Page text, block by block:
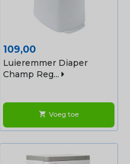
Prijs
109,00
Luieremmer Diaper
Champ Reg...
shopping_cart Voeg toe